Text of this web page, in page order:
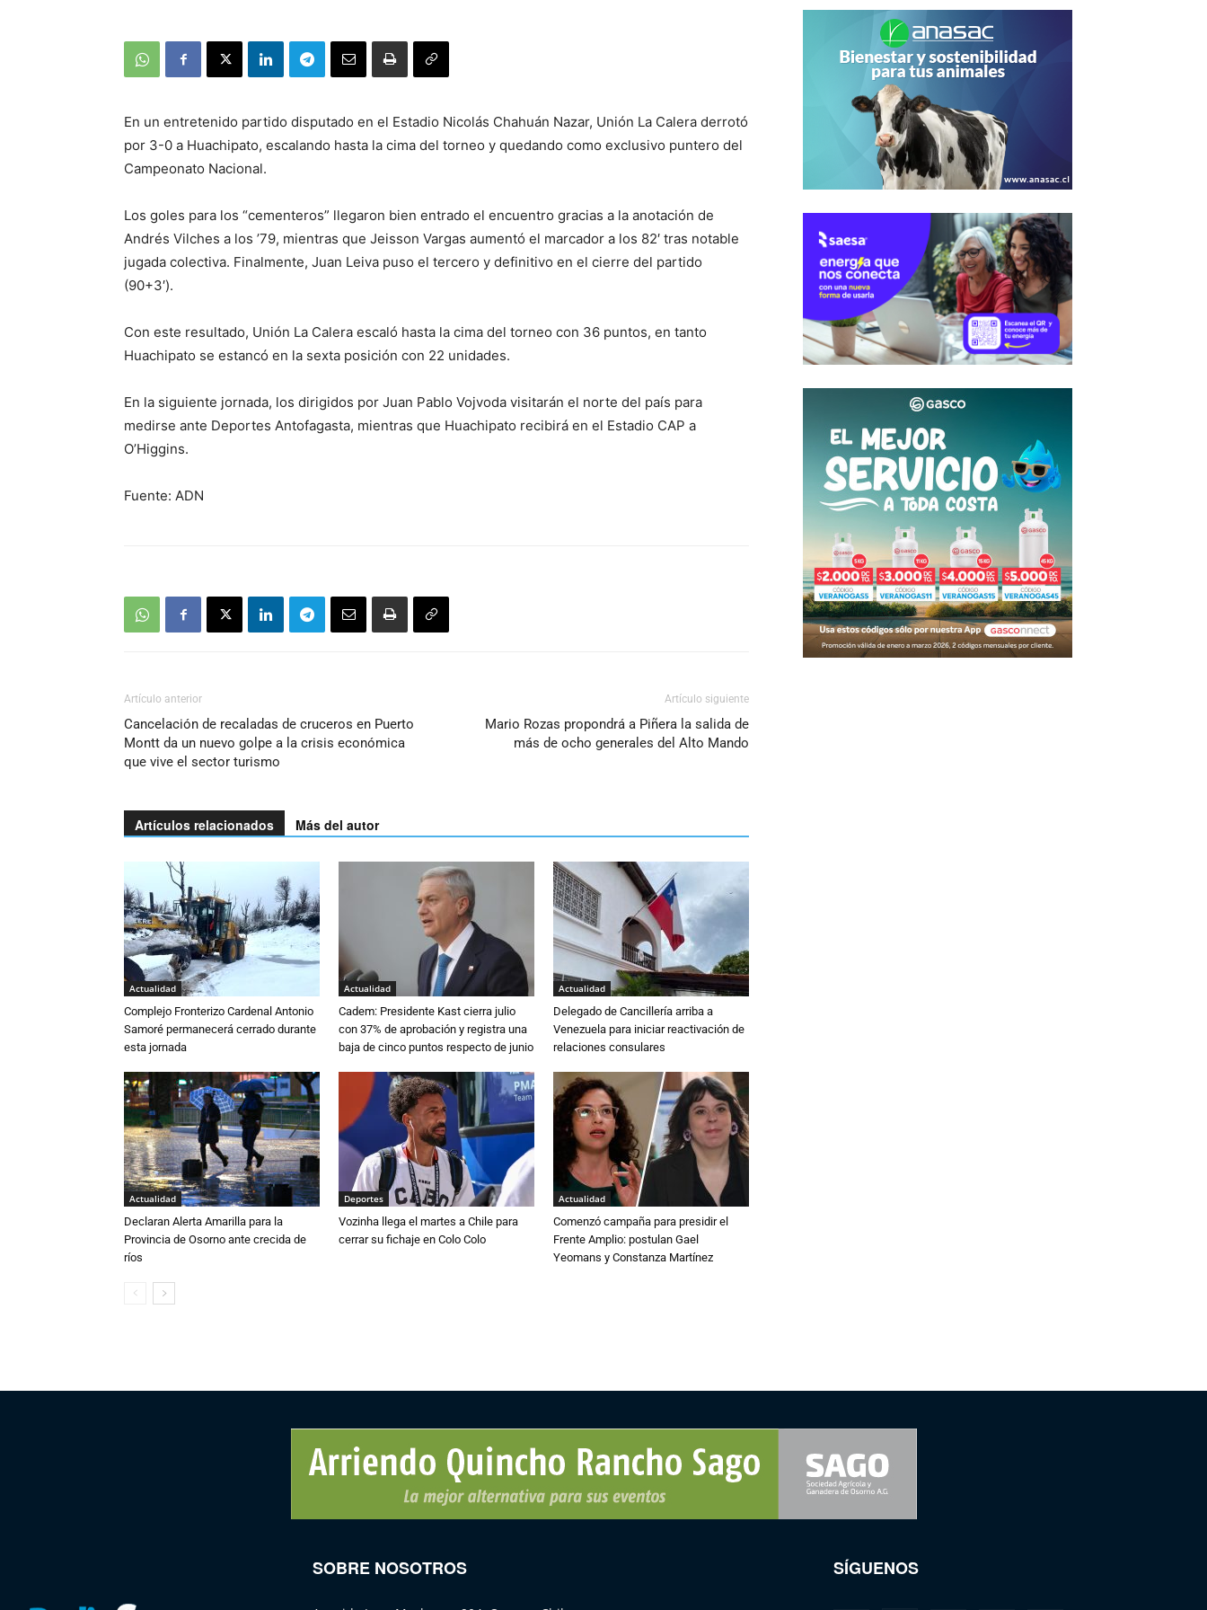
En un entretenido partido disputado en el Estadio Nicolás Chahuán Nazar, Unión La Calera derrotó
por 3-0 a Huachipato, escalando hasta la cima del torneo y quedando como exclusivo puntero del
Campeonato Nacional.
Los goles para los “cementeros” llegaron bien entrado el encuentro gracias a la anotación de
Andrés Vilches a los ’79, mientras que Jeisson Vargas aumentó el marcador a los 82′ tras notable
jugada colectiva. Finalmente, Juan Leiva puso el tercero y definitivo en el cierre del partido
(90+3′).
Con este resultado, Unión La Calera escaló hasta la cima del torneo con 36 puntos, en tanto
Huachipato se estancó en la sexta posición con 22 unidades.
En la siguiente jornada, los dirigidos por Juan Pablo Vojvoda visitarán el norte del país para
medirse ante Deportes Antofagasta, mientras que Huachipato recibirá en el Estadio CAP a
O’Higgins.
Fuente: ADN
Artículo anterior
Cancelación de recaladas de cruceros en Puerto
Montt da un nuevo golpe a la crisis económica
que vive el sector turismo
Artículo siguiente
Mario Rozas propondrá a Piñera la salida de
más de ocho generales del Alto Mando
Artículos relacionados Más del autor
Actualidad
Complejo Fronterizo Cardenal Antonio
Samoré permanecerá cerrado durante
esta jornada
Actualidad
Cadem: Presidente Kast cierra julio
con 37% de aprobación y registra una
baja de cinco puntos respecto de junio
Actualidad
Delegado de Cancillería arriba a
Venezuela para iniciar reactivación de
relaciones consulares
Actualidad
Declaran Alerta Amarilla para la
Provincia de Osorno ante crecida de
ríos
Deportes
Vozinha llega el martes a Chile para
cerrar su fichaje en Colo Colo
Actualidad
Comenzó campaña para presidir el
Frente Amplio: postulan Gael
Yeomans y Constanza Martínez
SOBRE NOSOTROS SÍGUENOS